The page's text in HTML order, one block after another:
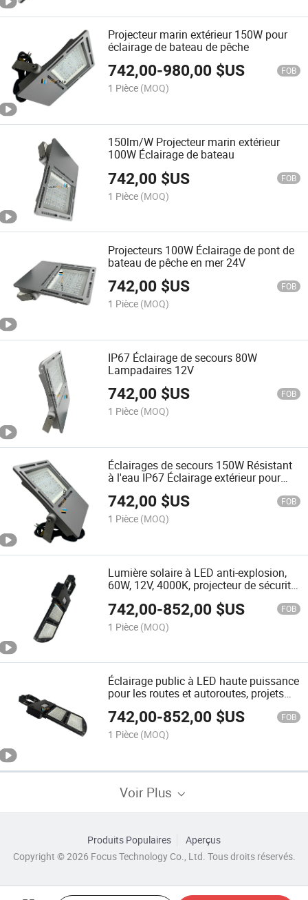
Projecteur marin extérieur 150W pour
éclairage de bateau de pêche
742,00-980,00 $US FOB
1 Pièce (MOQ)
150lm/W Projecteur marin extérieur
100W Éclairage de bateau
742,00 $US FOB
1 Pièce (MOQ)
Projecteurs 100W Éclairage de pont de
bateau de pêche en mer 24V
742,00 $US FOB
1 Pièce (MOQ)
IP67 Éclairage de secours 80W
Lampadaires 12V
742,00 $US FOB
1 Pièce (MOQ)
Éclairages de secours 150W Résistant
à l'eau IP67 Éclairage extérieur pour
plateforme pétrolière
742,00 $US FOB
1 Pièce (MOQ)
Lumière solaire à LED anti-explosion,
60W, 12V, 4000K, projecteur de sécurité
742,00-852,00 $US FOB
1 Pièce (MOQ)
Éclairage public à LED haute puissance
pour les routes et autoroutes, projets
d'infrastructure d'éclairage extérieur
municipal pour les entrepreneurs en
Afrique
742,00-852,00 $US FOB
1 Pièce (MOQ)
Voir Plus
Produits Populaires
Aperçus
Copyright © 2026 Focus Technology Co., Ltd. Tous droits réservés.